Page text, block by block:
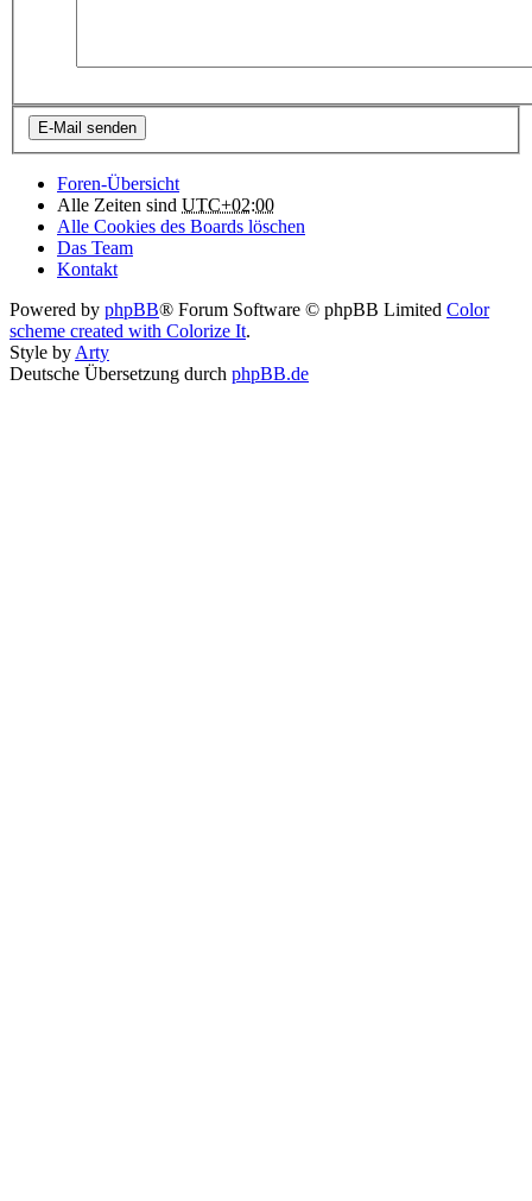
Foren-Übersicht
Alle Zeiten sind UTC+02:00
Alle Cookies des Boards löschen
Das Team
Kontakt
Powered by phpBB® Forum Software © phpBB Limited Color
scheme created with Colorize It.
Style by Arty
Deutsche Übersetzung durch phpBB.de